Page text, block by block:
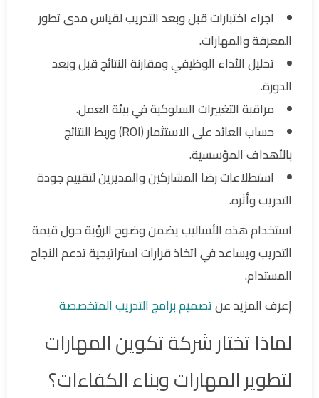
اجراء اختبارات قبل وبعد التدريب لقياس مدى تطور
المعرفة والمهارات.
تحليل الأداء الوظيفي ومقارنة النتائج قبل وبعد
الدورة.
مراقبة التغييرات السلوكية في بيئة العمل.
حساب العائد على الاستثمار (ROI) وربط النتائج
بالأهداف المؤسسية.
استطلاعات رضا المشاركين والمديرين لتقييم جودة
التدريب وأثره.
استخدام هذه الأساليب يضمن وضوح الرؤية حول قيمة
التدريب ويساعد في اتخاذ قرارات استراتيجية تدعم النجاح
المستدام.
إعرف المزيد عنتصميم برامج التدريب المتخصصة
لماذا تختار شركة تكوين المهارات
لتطوير المهارات وبناء الكفاءات؟